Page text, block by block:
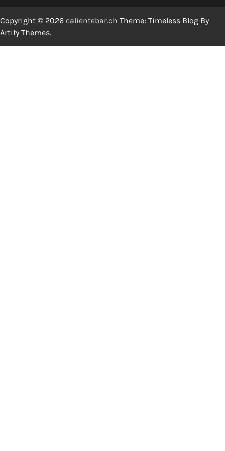
Copyright © 2026 calientebar.ch Theme: Timeless Blog By
Artify Themes.